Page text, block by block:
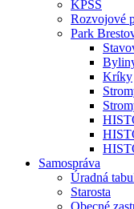
KPSS
Rozvojové
Park
Kríky
Samospráva
Úradná
Starosta
Obecné